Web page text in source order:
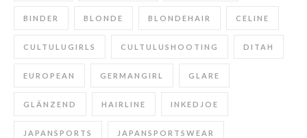
BINDER BLONDE BLONDEHAIR CELINE
CULTULUGIRLS CULTULUSHOOTING DITAH
EUROPEAN GERMANGIRL GLARE
GLÄNZEND HAIRLINE INKEDJOE
JAPANSPORTS JAPANSPORTSWEAR